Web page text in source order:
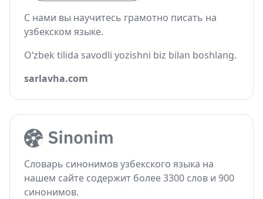
С нами вы научитесь грамотно писать на
узбекском языке.
O‘zbek tilida savodli yozishni biz bilan boshlang.
sarlavha.com
Словарь синонимов узбекского языка на
нашем сайте содержит более 3300 слов и 900
синонимов.